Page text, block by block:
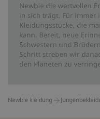
Newbie die wertvollen
in sich trägt. Für immer
Kleidungsstücke, die
kann. Bereit, neue
Schwestern und
Schritt streben wir
den Planeten zu
Newbie kleidung